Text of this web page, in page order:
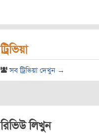
ট্রিভিয়া
সব ট্রিভিয়া দেখুন →
রিভিউ লিখুন